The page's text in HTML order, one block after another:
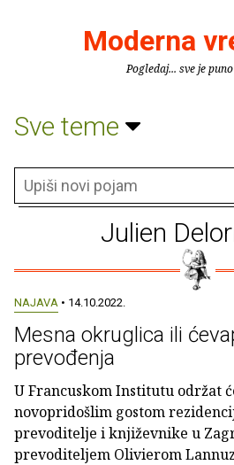
Moderna
Pogledaj... sve je
Sve teme
Julien
NAJAVA • 14.10.2022.
Mesna okruglica ili
prevođenja
U Francuskom Institutu održat
novopridošlim gostom
prevoditelje i književnike u
prevoditeljem Olivierom